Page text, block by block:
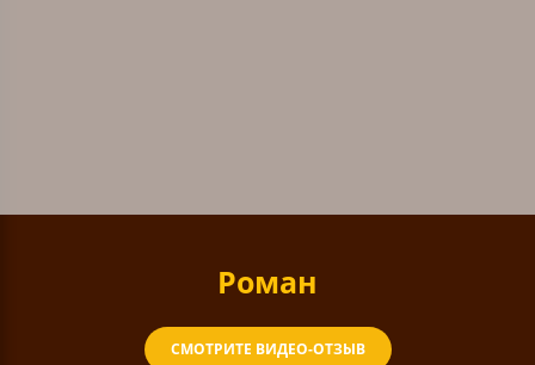
Роман
СМОТРИТЕ ВИДЕО-ОТЗЫВ